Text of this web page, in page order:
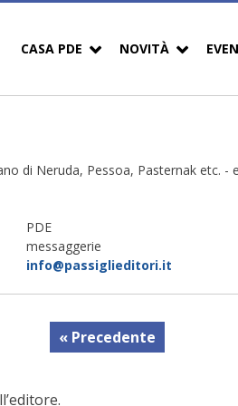
CASA PDE NOVITÀ
di Neruda, Pessoa, Pasternak
PDE
messaggerie
info@passiglieditori.it
« Precedente